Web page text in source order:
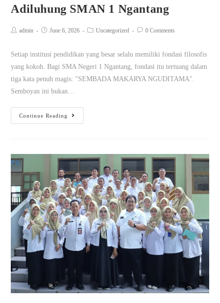
Adiluhung SMAN 1 Ngantang
admin June 6, 2026 Uncategorized 0 Comments
Setiap institusi pendidikan yang besar selalu memiliki fondasi filosofis
yang kokoh. Bagi SMA Negeri 1 Ngantang, fondasi itu tertuang dalam
tiga kata penuh magis: "SEMBADA MAKARYA NGUDITAMA".
Semboyan ini bukan…
Continue Reading